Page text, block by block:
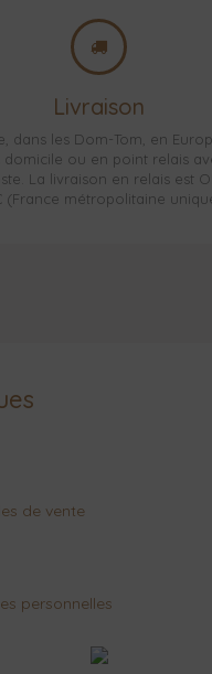
Livraison
dans les Dom-Tom, en
domicile ou en point relais
La livraison en relais est
(France métropolitaine
de vente
personnelles